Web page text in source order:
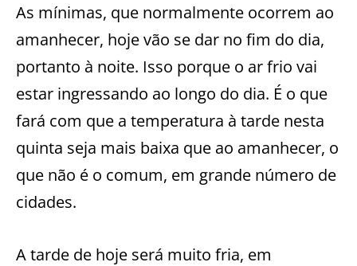
As mínimas, que normalmente ocorrem ao
amanhecer, hoje vão se dar no fim do dia,
portanto à noite. Isso porque o ar frio vai
estar ingressando ao longo do dia. É o que
fará com que a temperatura à tarde nesta
quinta seja mais baixa que ao amanhecer, o
que não é o comum, em grande número de
cidades.
A tarde de hoje será muito fria, em